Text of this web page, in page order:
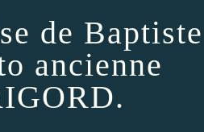
de Baptiste
ancienne